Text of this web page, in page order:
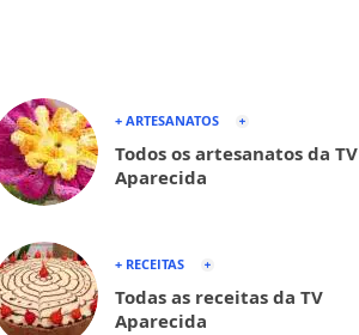
+ ARTESANATOS
Todos os artesanatos da TV
Aparecida
+ RECEITAS
Todas as receitas da TV
Aparecida